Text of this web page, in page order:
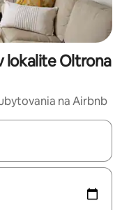
lokalite Oltrona
na Airbnb
si ich prechádzať